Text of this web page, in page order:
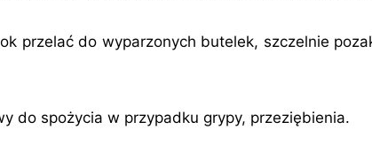
przelać do wyparzonych butelek, szczelnie
do spożycia w przypadku grypy, przeziębienia.